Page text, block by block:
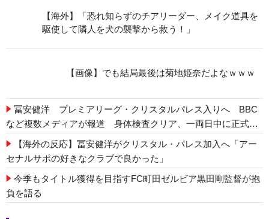
【海外】「恐れ知らずのチアリーダー、メイク道具を
駆使して隣人を犬の襲撃から救う！」
【画像】でも結局最後は菊地姫奈だよなｗｗｗ
冨安健洋 プレミアリーグ・クリスタルパレス入りへ BBC
など複数メディアが報道 身体検査クリア、一両日中に正式契
約【プレミア】
【海外の反応】冨安健洋がクリスタル・パレス加入へ「アー
セナルサポの好きなクラブで良かった」
今季もタイトル獲得を目指すFC町田ゼルビア黒田剛監督が抱
負を語る